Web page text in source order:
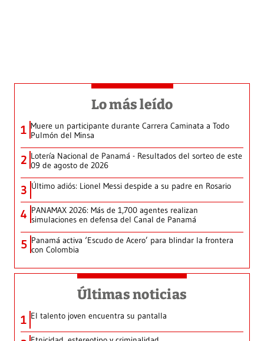
Lo más leído
1 Muere un participante durante Carrera Caminata a Todo
Pulmón del Minsa
2 Lotería Nacional de Panamá - Resultados del sorteo de este
09 de agosto de 2026
3 Último adiós: Lionel Messi despide a su padre en Rosario
4 PANAMAX 2026: Más de 1,700 agentes realizan
simulaciones en defensa del Canal de Panamá
5 Panamá activa ‘Escudo de Acero’ para blindar la frontera
con Colombia
Últimas noticias
1 El talento joven encuentra su pantalla​